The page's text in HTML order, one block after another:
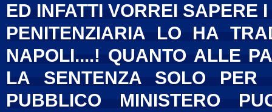
ED INFATTI VORREI SAPERE
PENITENZIARIA LO HA
NAPOLI....! QUANTO ALLE
LA SENTENZA SOLO PER
PUBBLICO MINISTERO